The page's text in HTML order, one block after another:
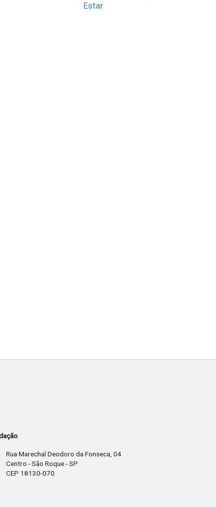
Estar
Rua Marechal Deodoro da Fonseca, 04
Centro - São Roque - SP
CEP 18130-070